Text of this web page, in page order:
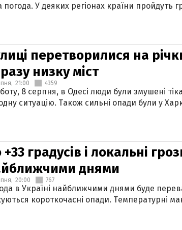
погода. У деяких регіонах країни пройдуть
перетворилися на
низку міст
21:00 4359
8 серпня, в Одесі люди були змушені
ситуацію. Також сильні опади були у
градусів і локальні
днями
20:00 767
в Україні найближчими днями буде
короткочасні опади. Температурні